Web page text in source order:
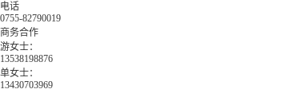
电话
0755-82790019
商务合作
游女士：
13538198876
单女士：
13430703969